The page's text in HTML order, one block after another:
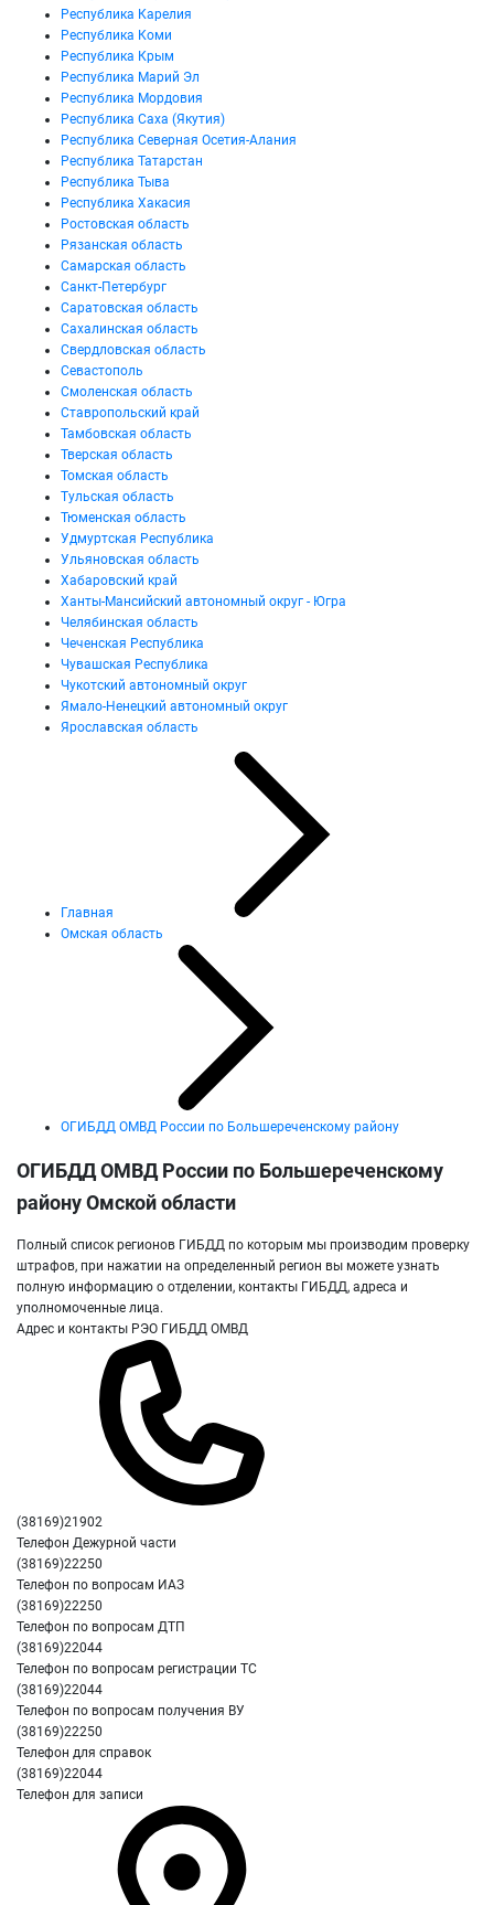
Республика Карелия
Республика Коми
Республика Крым
Республика Марий Эл
Республика Мордовия
Республика Саха (Якутия)
Республика Северная Осетия-Алания
Республика Татарстан
Республика Тыва
Республика Хакасия
Ростовская область
Рязанская область
Самарская область
Санкт-Петербург
Саратовская область
Сахалинская область
Свердловская область
Севастополь
Смоленская область
Ставропольский край
Тамбовская область
Тверская область
Томская область
Тульская область
Тюменская область
Удмуртская Республика
Ульяновская область
Хабаровский край
Ханты-Мансийский автономный округ - Югра
Челябинская область
Чеченская Республика
Чувашская Республика
Чукотский автономный округ
Ямало-Ненецкий автономный округ
Ярославская область
Главная
Омская область
ОГИБДД ОМВД России по Большереченскому району
ОГИБДД ОМВД России по Большереченскому
району Омской области
Полный список регионов ГИБДД по которым мы производим проверку
штрафов, при нажатии на определенный регион вы можете узнать
полную информацию о отделении, контакты ГИБДД, адреса и
уполномоченные лица.
Адрес и контакты РЭО ГИБДД ОМВД
(38169)21902
Телефон Дежурной части
(38169)22250
Телефон по вопросам ИАЗ
(38169)22250
Телефон по вопросам ДТП
(38169)22044
Телефон по вопросам регистрации ТС
(38169)22044
Телефон по вопросам получения ВУ
(38169)22250
Телефон для справок
(38169)22044
Телефон для записи